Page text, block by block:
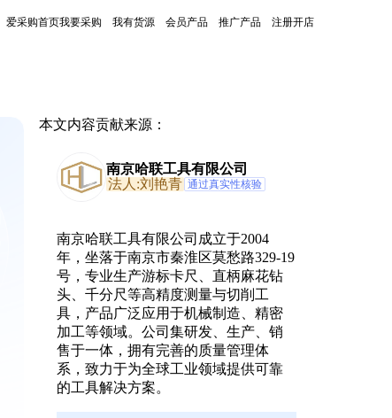
爱采购首页我要采购 我有货源 会员产品 推广产品 注册开店
本文内容贡献来源：
南京哈联工具有限公司
法人:刘艳青 通过真实性核验
南京哈联工具有限公司成立于2004
年，坐落于南京市秦淮区莫愁路329-19
号，专业生产游标卡尺、直柄麻花钻
头、千分尺等高精度测量与切削工
具，产品广泛应用于机械制造、精密
加工等领域。公司集研发、生产、销
售于一体，拥有完善的质量管理体
系，致力于为全球工业领域提供可靠
的工具解决方案。